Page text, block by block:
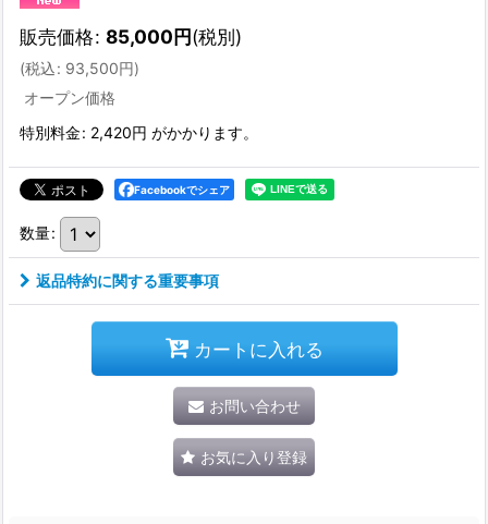
販売価格: 85,000円(税別)
(税込: 93,500円)
オープン価格
特別料金: 2,420円 がかかります。
Facebookでシェア
数量:
返品特約に関する重要事項
カートに入れる
お問い合わせ
お気に入り登録